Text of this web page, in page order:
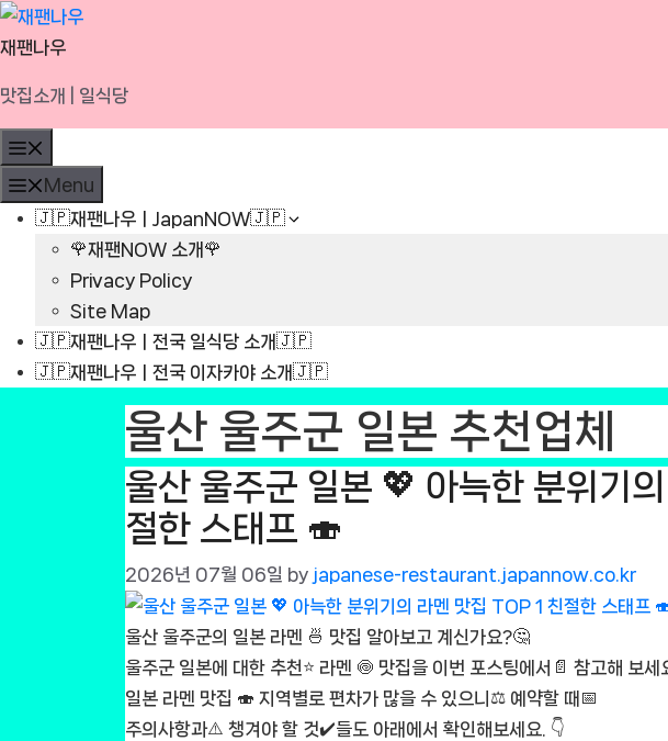
Skip
to
재팬나우
맛집소개 | 일식당
Menu
🇯🇵재팬나우ㅣJapanNOW🇯🇵
🌹재팬NOW 소개🌹
Privacy Policy
Site Map
🇯🇵재팬나우ㅣ전국 일식당 소개🇯🇵
🇯🇵재팬나우ㅣ전국 이자카야 소개🇯🇵
울산 울주군 일본 추천업체
울산 울주군 일본 💖 아늑한 분위기
절한 스태프 🍣
2026년 07월 06일 by japanese-restaurant.japannow.co.kr
울산 울주군의 일본 라멘 🍜 맛집 알아보고 계신가요?🤔
울주군 일본에 대한 추천⭐ 라멘 🍥 맛집을 이번 포스팅에서📄 참고해 보세
일본 라멘 맛집 🍣 지역별로 편차가 많을 수 있으니⚖️ 예약할 때📅
주의사항과⚠️ 챙겨야 할 것✔️들도 아래에서 확인해보세요. 👇